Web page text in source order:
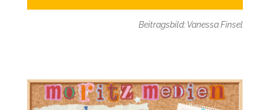
Beitragsbild: Vanessa Finsel